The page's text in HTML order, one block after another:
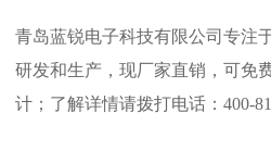
青岛蓝锐电子科技有限公司专注
研发和生产，现厂家直销，可免
计；了解详情请拨打电话：400-